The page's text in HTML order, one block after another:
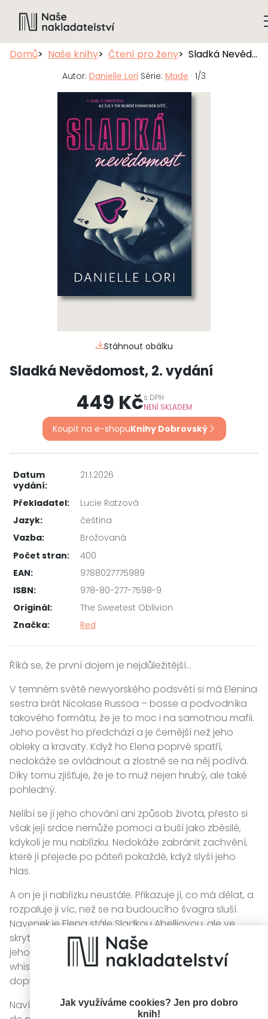
Jak využíváme cookies? Jen pro dobro
knih!
Domů Naše knihy Čtení pro ženy Sladká Nevědomost, 2. vydání
Autor: Danielle Lori Série: Made · 1/3
Stáhnout obálku
Sladká Nevědomost, 2. vydání
449 Kčs DPH
NENÍ SKLADEM
Koupit na e-shopuKnihy Dobrovský
Datum
vydání:
21.1.2026
Překladatel:
Lucie Ratzová
Jazyk:
čeština
Vazba:
Brožovaná
Počet stran:
400
EAN:
9788027775989
ISBN:
978-80-277-7598-9
Originál:
The Sweetest Oblivion
Značka:
Red
Říká se, že první dojem je nejdůležitější…
V temném světě newyorského podsvětí si má Elenina
sestra brát Nicolase Russoa – bosse a podvodníka
takového formátu, že je to moc i na samotnou mafii.
Jeho pověst ho předchází a je černější než jeho
obleky a kravaty. Když ho Elena poprvé spatří,
nedokáže se ovládnout a zlostně se na něj podívá.
Díky tomu zjišťuje, že je to muž nejen hrubý, ale také
pohledný.
Nelíbí se jí jeho chování ani způsob života, přesto si
však její srdce nemůže pomoci a buší jako zběsilé,
kdykoli je mu nablízku. Nedokáže zabránit zachvění,
které jí přejede po páteři pokaždé, když slyší jeho
hlas.
A on je jí nablízku neustále. Přikazuje jí, co má dělat, a
rozpaluje ji víc, než se na budoucího švagra sluší.
Navenek je Elena stále Sladkou Abelliovou, ale ve
skrytu duše si začíná uvědomovat, že jí učarovala
jeho temnota, hrubé ruce, cigarety a oči barvy
whisky. Jednou už si ale pověst pošpinila a nesmí
dopustit, aby se minulost opakovala.
Navíc, i kdyby nakonec byli spolu, každý přece ví, že